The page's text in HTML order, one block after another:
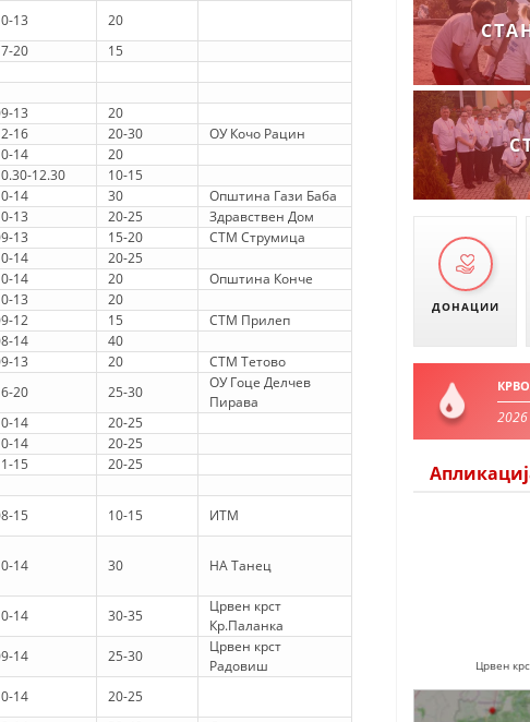
ИСТОРИЈАТ НА ЦКРМ
ИСТОРИЈАТ НА ДВИЖЕЊЕТО
НА ОРГАНИЗАЦИЈАТА
КОНТАКТ ИНФОРМАЦИИ
ВО ПРОФЕСИОНАЛНИ ТЕЛА
ЗАКОН ЗА ЦКРМ
СТАТУТ НА ЦКРМ
ОРГАНИЗАЦИЈА И РАЗВОЈ
И ОРГАНИЗАЦИОНА ПОСТАВЕНОСТ
ДИСЕМИНАЦИЈА
MЕЃУНАРОДНО ХУМАНИТАРНО ПРАВО
ПРОМОЦИЈА НА ХУМАНИ ВРЕДНОСТИ
13
20
20
15
13
20
16 20-30
ОУ Кочо Рацин
14
20
12.30
10-15
14 30
Општина Гази Баба
13 20-25
Здравствен Дом
13 15-20
СТМ Струмица
14
20-25
14 20
Општина Конче
13
20
12 15
СТМ Прилеп
14
40
13 20
СТМ Тетово
20 25-30
ОУ Гоце Делчев
Пирава
14
20-25
14
20-25
15
20-25
15 10-15 ИТМ
14 30 НА Танец
14 30-35
Црвен крст
Кр.Паланка
14 25-30
Црвен крст
Радовиш
14
20-25
ДОНАЦИИ
2026
Црвен